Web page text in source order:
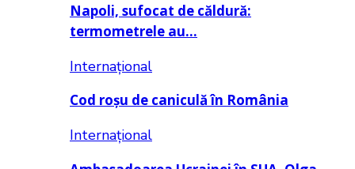
Napoli, sufocat de căldură:
termometrele au…
Internațional
Cod roșu de caniculă în România
Internațional